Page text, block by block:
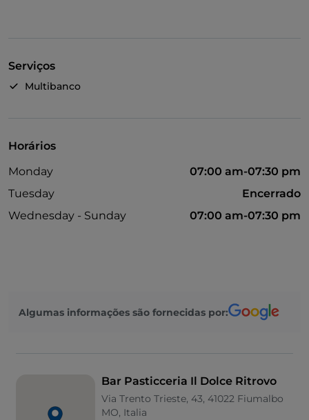
Serviços
Multibanco
Horários
Monday
07:00 am-07:30 pm
Tuesday
Encerrado
Wednesday - Sunday
07:00 am-07:30 pm
Algumas informações são fornecidas por:
Bar Pasticceria Il Dolce Ritrovo
Via Trento Trieste, 43, 41022 Fiumalbo
MO, Italia